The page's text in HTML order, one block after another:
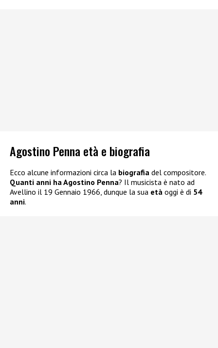
Agostino Penna età e biografia
Ecco alcune informazioni circa la biografia del compositore.
Quanti anni ha Agostino Penna? Il musicista è nato ad
Avellino il 19 Gennaio 1966, dunque la sua età oggi è di 54
anni.